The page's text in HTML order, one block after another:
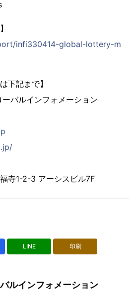
infi330414-global-lottery-m
下記まで】
バルインフォメーション
寺1-2-3 アーシスビル7F
LINE 印刷
ルインフォメーション